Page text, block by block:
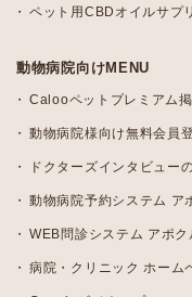
ペット用CBDオイルサプ
動物病院向けMENU
Calooペットプレミアム
動物病院様向け無料会員
ドクターズインタビュー
動物病院予約システム ア
WEB問診システム アポク
病院・クリニック ホーム